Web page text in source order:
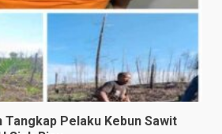
Tangkap Pelaku Kebun Sawit